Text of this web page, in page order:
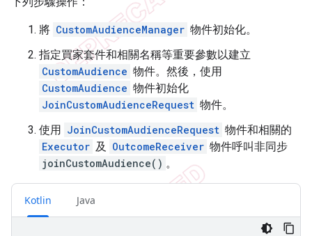
將 CustomAudienceManager 物件初始化。
指定買家套件和相關名稱等重要參數以建立
CustomAudience 物件。然後，使用
CustomAudience 物件初始化
JoinCustomAudienceRequest 物件。
使用 JoinCustomAudienceRequest 物件和相關的
Executor 及 OutcomeReceiver 物件呼叫非同步
joinCustomAudience() 。
Kotlin Java